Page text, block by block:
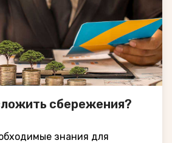
сбережения?
знания для